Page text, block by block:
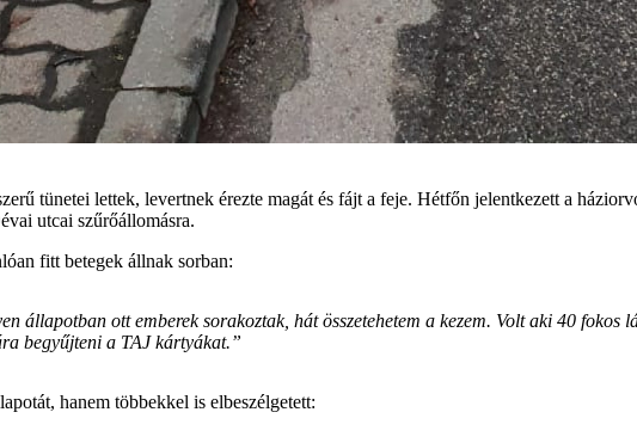
tünetei lettek, levertnek érezte magát és fájt a feje. Hétfőn jelentkezett a
utcai szűrőállomásra.
fitt betegek állnak sorban:
állapotban ott emberek sorakoztak, hát összetehetem a kezem. Volt aki 40
begyűjteni a TAJ kártyákat.”
hanem többekkel is elbeszélgetett: